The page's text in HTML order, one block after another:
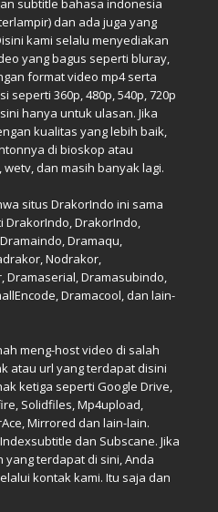
dan ada juga yang
kami selalu menyediakan
yang bagus seperti bluray,
format video mp4 serta
seperti 360p, 480p, 540p, 720p
hanya untuk ulasan. Jika
kualitas yang lebih baik,
di bioskop atau
dan masih banyak lagi.
situs DrakorIndo ini sama
DrakorIndo,
Dramaqu,
Nodrakor,
Dramasubindo,
Dramacool, dan lain-
meng-host video di salah
atau url yang terdapat disini
ketiga seperti Google Drive,
Solidfiles, Mp4upload,
Mirrored dan lain-lain.
dan Subscane. Jika
terdapat di sini, Anda
kontak kami. Itu saja dan